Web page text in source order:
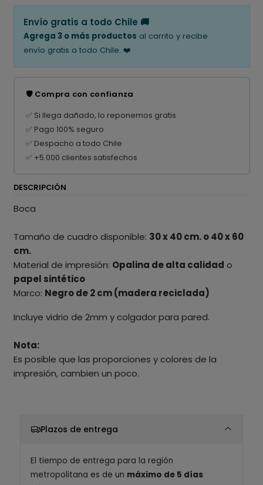
Envío gratis a todo Chile 🚚
Agrega 3 o más productos al carrito y recibe
envío gratis a todo Chile. ❤️
🛡️ Compra con confianza
✅ Si llega dañado, lo reponemos gratis
✅ Pago 100% seguro
✅ Despacho a todo Chile
✅ +5.000 clientes satisfechos
DESCRIPCIÓN
Boca
Tamaño de cuadro disponible: 30 x 40 cm. o 40 x 60
cm.
Material de impresión: Opalina de alta calidad o
papel sintético
Marco: Negro de 2 cm (madera reciclada)
Incluye vidrio de 2mm y colgador para pared.
Nota:
Es posible que las proporciones y colores de la
impresión, cambien un poco.
Plazos de entrega
El tiempo de entrega para la región
metropolitana es de un máximo de 5 días